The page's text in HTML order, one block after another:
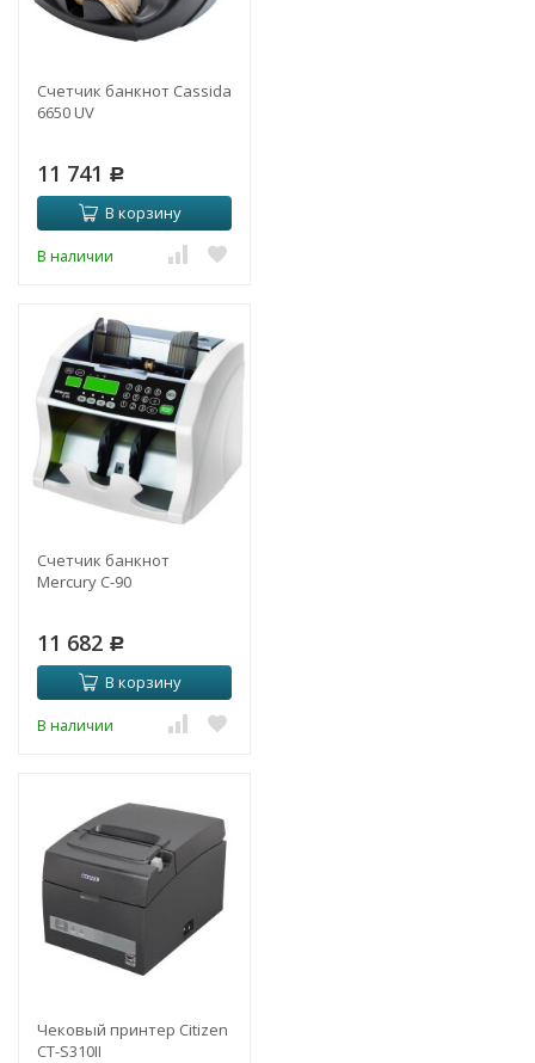
Счетчик банкнот Cassida
6650 UV
11 741 Р
В корзину
В наличии
Счетчик банкнот
Mercury C-90
11 682 Р
В корзину
В наличии
Чековый принтер Citizen
CT-S310II